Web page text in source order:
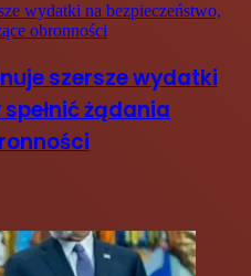
wydatki na bezpieczeństwo,
obronności
szersze wydatki
żądania